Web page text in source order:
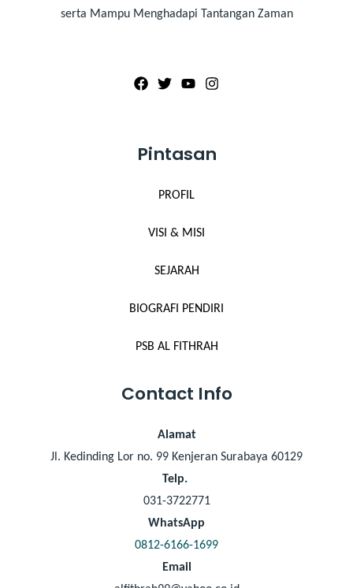
serta Mampu Menghadapi Tantangan Zaman
Pintasan
PROFIL
VISI & MISI
SEJARAH
BIOGRAFI PENDIRI
PSB AL FITHRAH
Contact Info
Alamat
Jl. Kedinding Lor no. 99 Kenjeran Surabaya 60129
Telp.
031-3722771
WhatsApp
0812-6166-1699
Email